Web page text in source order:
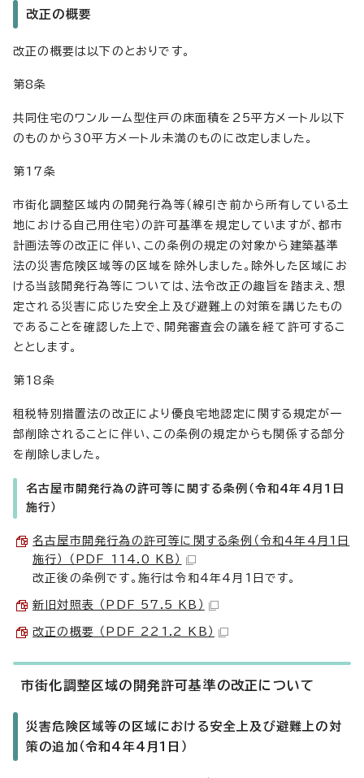
改正の概要
改正の概要は以下のとおりです。
第8条
共同住宅のワンルーム型住戸の床面積を25平方メートル以下
のものから30平方メートル未満のものに改定しました。
第17条
市街化調整区域内の開発行為等（線引き前から所有している土
地における自己用住宅）の許可基準を規定していますが、都市
計画法等の改正に伴い、この条例の規定の対象から建築基準
法の災害危険区域等の区域を除外しました。除外した区域にお
ける当該開発行為等については、法令改正の趣旨を踏まえ、想
定される災害に応じた安全上及び避難上の対策を講じたもの
であることを確認した上で、開発審査会の議を経て許可するこ
ととします。
第18条
租税特別措置法の改正により優良宅地認定に関する規定が一
部削除されることに伴い、この条例の規定からも関係する部分
を削除しました。
名古屋市開発行為の許可等に関する条例（令和4年4月1日
施行）
名古屋市開発行為の許可等に関する条例（令和4年4月1日
施行） （PDF 114.0 KB）
改正後の条例です。施行は令和4年4月1日です。
新旧対照表 （PDF 57.5 KB）
改正の概要 （PDF 221.2 KB）
市街化調整区域の開発許可基準の改正について
災害危険区域等の区域における安全上及び避難上の対
策の追加（令和4年4月1日）